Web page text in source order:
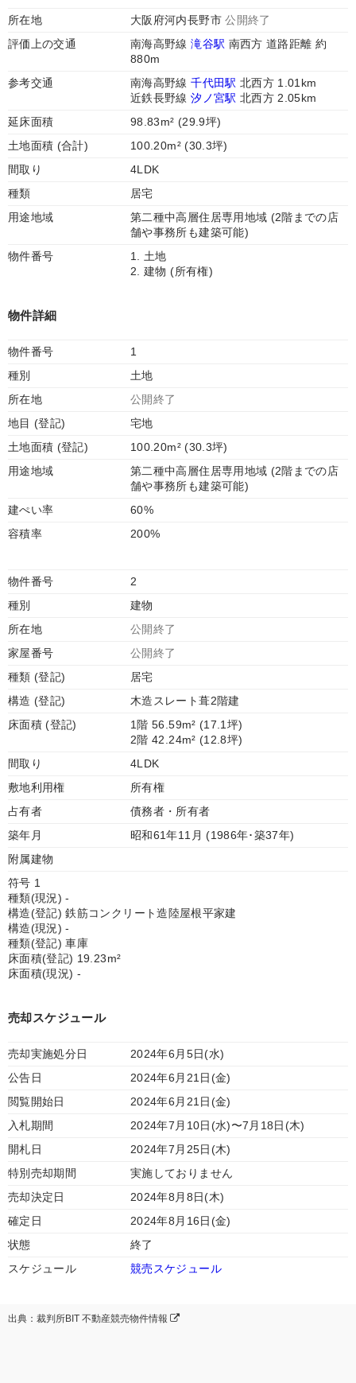
所在地 大阪府河内長野市公開終了
評価上の交通
南海高野線滝谷駅 南西方 道路距離 約
880m
参考交通
南海高野線千代田駅 北西方 1.01km
近鉄長野線汐ノ宮駅 北西方 2.05km
延床面積
98.83m² (29.9坪)
土地面積 (合計)
100.20m² (30.3坪)
間取り
4LDK
種類
居宅
用途地域
第二種中高層住居専用地域 (2階までの店
舗や事務所も建築可能)
物件番号
1. 土地
2. 建物 (所有権)
物件詳細
物件番号
1
種別
土地
所在地
公開終了
地目 (登記)
宅地
土地面積 (登記)
100.20m² (30.3坪)
用途地域
第二種中高層住居専用地域 (2階までの店
舗や事務所も建築可能)
建ぺい率
60%
容積率
200%
物件番号
2
種別
建物
所在地
公開終了
家屋番号
公開終了
種類 (登記)
居宅
構造 (登記)
木造スレート葺2階建
床面積 (登記)
1階 56.59m² (17.1坪)
2階 42.24m² (12.8坪)
間取り
4LDK
敷地利用権
所有権
占有者
債務者・所有者
築年月
昭和61年11月 (1986年･築37年)
附属建物
符号 1
種類(現況) -
構造(登記) 鉄筋コンクリート造陸屋根平家建
構造(現況) -
種類(登記) 車庫
床面積(登記) 19.23m²
床面積(現況) -
売却スケジュール
売却実施処分日
2024年6月5日(水)
公告日
2024年6月21日(金)
閲覧開始日
2024年6月21日(金)
入札期間
2024年7月10日(水)〜7月18日(木)
開札日
2024年7月25日(木)
特別売却期間
実施しておりません
売却決定日
2024年8月8日(木)
確定日
2024年8月16日(金)
状態
終了
スケジュール
競売スケジュール
出典：裁判所BIT 不動産競売物件情報